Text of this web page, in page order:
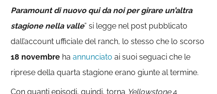
Paramount di nuovo qui da noi per girare un’altra
stagione nella valle” si legge nel post pubblicato
dall’account ufficiale del ranch, lo stesso che lo scorso
18 novembre haannunciato ai suoi seguaci che le
riprese della quarta stagione erano giunte al termine.
Con quanti episodi, quindi, torna Yellowstone4